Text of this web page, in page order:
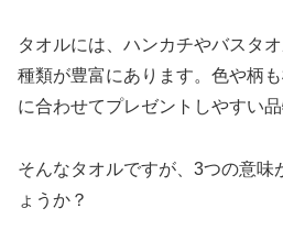
タオルには、ハンカチやバスタ
種類が豊富にあります。色や柄
に合わせてプレゼントしやすい品
そんなタオルですが、3つの意味
ょうか？